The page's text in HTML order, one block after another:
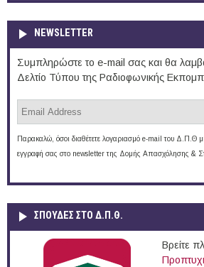
NEWSLETTER
Συμπληρώστε το e-mail σας και θα
Δελτίο Τύπου της Ραδιοφωνικής
Παρακαλώ, όσοι διαθέτετε λογαριασμό e-mail του Δ.Π.Θ
εγγραφή σας στο newsletter της Δομής Απασχόλησης &
ΣΠΟΥΔΈΣ ΣΤΟ Δ.Π.Θ.
Βρείτε